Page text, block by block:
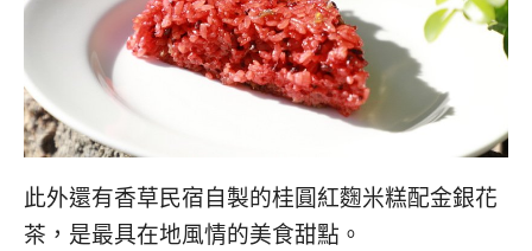
此外還有香草民宿自製的桂圓紅麴米糕配金銀花
茶，是最具在地風情的美食甜點。